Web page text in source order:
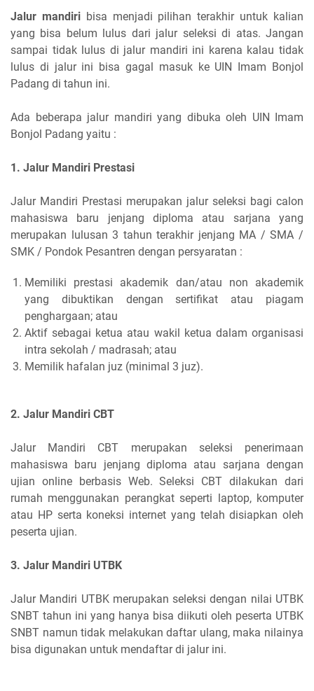
Jalur mandiribisa menjadi pilihan terakhir untuk kalian
yang bisa belum lulus dari jalur seleksi di atas. Jangan
sampai tidak lulus di jalur mandiri ini karena kalau tidak
lulus di jalur ini bisa gagal masuk ke UIN Imam Bonjol
Padang di tahun ini.
Ada beberapa jalur mandiri yang dibuka oleh UIN Imam
Bonjol Padang yaitu :
1. Jalur Mandiri Prestasi
Jalur Mandiri Prestasi merupakan jalur seleksi bagi calon
mahasiswa baru jenjang diploma atau sarjana yang
merupakan lulusan 3 tahun terakhir jenjang MA / SMA /
SMK / Pondok Pesantren dengan persyaratan :
Memiliki prestasi akademik dan/atau non akademik
yang dibuktikan dengan sertifikat atau piagam
penghargaan; atau
Aktif sebagai ketua atau wakil ketua dalam organisasi
intra sekolah / madrasah; atau
Memilik hafalan juz (minimal 3 juz).
2. Jalur Mandiri CBT
Jalur Mandiri CBT merupakan seleksi penerimaan
mahasiswa baru jenjang diploma atau sarjana dengan
ujian online berbasis Web. Seleksi CBT dilakukan dari
rumah menggunakan perangkat seperti laptop, komputer
atau HP serta koneksi internet yang telah disiapkan oleh
peserta ujian.
3. Jalur Mandiri UTBK
Jalur Mandiri UTBK merupakan seleksi dengan nilai UTBK
SNBT tahun ini yang hanya bisa diikuti oleh peserta UTBK
SNBT namun tidak melakukan daftar ulang, maka nilainya
bisa digunakan untuk mendaftar di jalur ini.